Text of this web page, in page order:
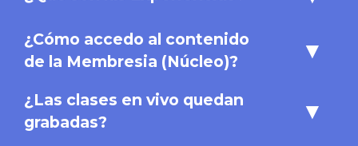
¿Cómo accedo al contenido
de la Membresia (Núcleo)?
▾
¿Las clases en vivo quedan
grabadas?
▾